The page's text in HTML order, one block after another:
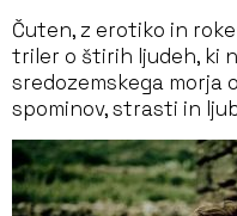
Čuten, z erotiko in
triler o štirih ljudeh, ki
sredozemskega morja
spominov, strasti in